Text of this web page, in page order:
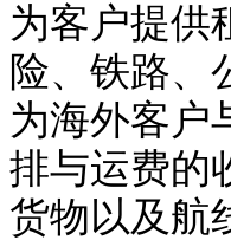
为客户提供
险、铁路、
为海外客户
排与运费的
货物以及航